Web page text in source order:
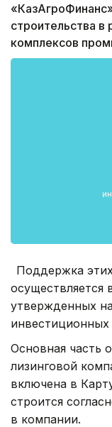
строительства в
комплексов
Поддержка
осуществляется
утвержденных
инвестиционных
Основная часть
лизинговой
включена в
строится
в компании.